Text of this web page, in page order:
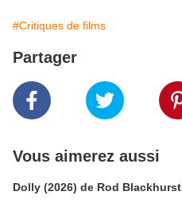
#Critiques de films
Partager
Vous aimerez aussi
Dolly (2026) de Rod Blackhurst